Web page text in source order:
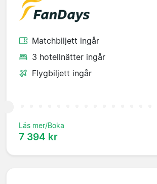
Matchbiljett ingår
3 hotellnätter ingår
Flygbiljett ingår
Läs mer/Boka
7 394 kr